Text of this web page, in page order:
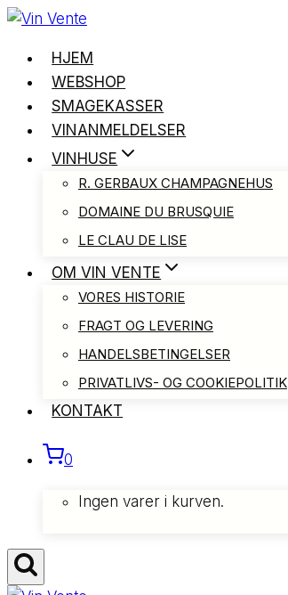
Skip
contentHJEM
WEBSHOP
SMAGEKASSER
VINANMELDELSER
VINHUSE
R. GERBAUX CHAMPAGNEHUS
DOMAINE DU BRUSQUIE
LE CLAU DE LISE
OM VIN VENTE
VORES HISTORIE
FRAGT OG LEVERING
HANDELSBETINGELSER
PRIVATLIVS- OG COOKIEPOLITIK
KONTAKT
0
Ingen varer i kurven.